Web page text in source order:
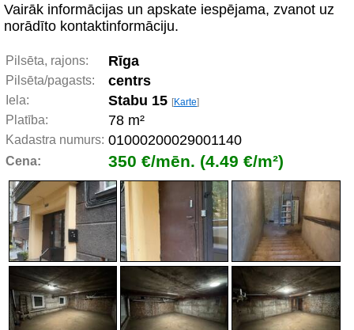
Vairāk informācijas un apskate iespējama, zvanot uz
norādīto kontaktinformāciju.
Pilsēta, rajons: Rīga
Pilsēta/pagasts: centrs
Iela: Stabu 15 [Karte]
Platība: 78 m²
Kadastra numurs: 01000200029001140
Cena: 350 €/mēn. (4.49 €/m²)